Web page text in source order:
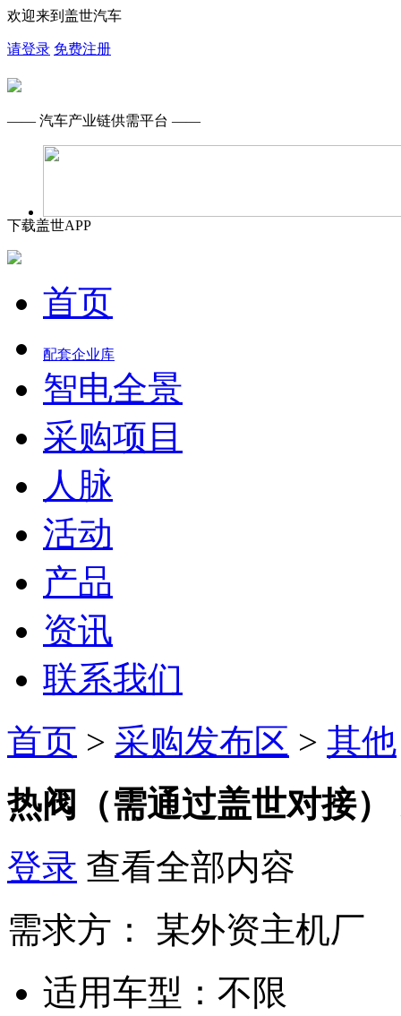
欢迎来到盖世汽车
请登录 免费注册
—— 汽车产业链供需平台 ——
下载盖世APP
首页
配套企业库
智电全景
采购项目
人脉
活动
产品
资讯
联系我们
首页 > 采购发布区 > 其他
热阀（需通过盖世对接）
登录 查看全部内容
需求方：
某外资主机厂
适用车型： 不限